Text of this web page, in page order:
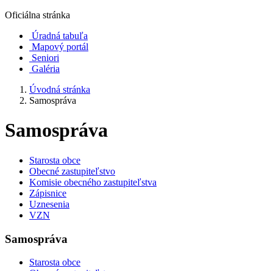
Oficiálna stránka
Úradná tabuľa
Mapový portál
Seniori
Galéria
Úvodná stránka
Samospráva
Samospráva
Starosta obce
Obecné zastupiteľstvo
Komisie obecného zastupiteľstva
Zápisnice
Uznesenia
VZN
Samospráva
Starosta obce